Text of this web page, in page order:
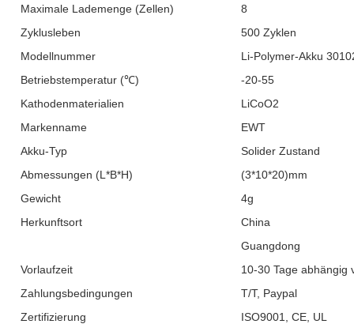
Maximale Lademenge (Zellen)
8
Zyklusleben
500 Zyklen
Modellnummer
Li-Polymer-Akku
Betriebstemperatur (℃)
-20-55
Kathodenmaterialien
LiCoO2
Markenname
EWT
Akku-Typ
Solider Zustand
Abmessungen (L*B*H)
(3*10*20)mm
Gewicht
4g
Herkunftsort
China
Guangdong
Vorlaufzeit
10-30 Tage abhängig
Zahlungsbedingungen
T/T, Paypal
Zertifizierung
ISO9001, CE, UL